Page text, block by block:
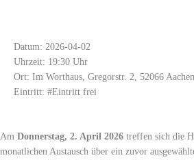
Datum: 2026-04-02
Uhrzeit: 19:30 Uhr
Ort: Im Worthaus, Gregorstr. 2, 52066 Aachen
Eintritt: #Eintritt frei
Am Donnerstag, 2. April 2026 treffen sich die
monatlichen Austausch über ein zuvor